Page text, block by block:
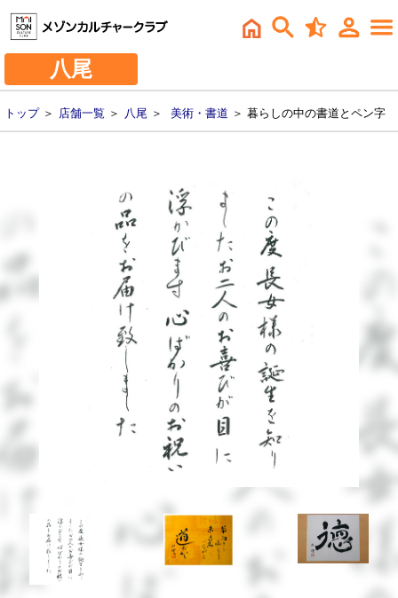
八尾
トップ＞ 店舗一覧 ＞ 八尾 ＞ 美術・書道 ＞ 暮らしの中の書道とペン字